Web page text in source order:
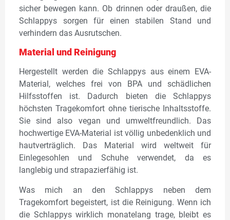
sicher bewegen kann. Ob drinnen oder draußen, die
Schlappys sorgen für einen stabilen Stand und
verhindern das Ausrutschen.
Material und Reinigung
Hergestellt werden die Schlappys aus einem EVA-
Material, welches frei von BPA und schädlichen
Hilfsstoffen ist. Dadurch bieten die Schlappys
höchsten Tragekomfort ohne tierische Inhaltsstoffe.
Sie sind also vegan und umweltfreundlich. Das
hochwertige EVA-Material ist völlig unbedenklich und
hautverträglich. Das Material wird weltweit für
Einlegesohlen und Schuhe verwendet, da es
langlebig und strapazierfähig ist.
Was mich an den Schlappys neben dem
Tragekomfort begeistert, ist die Reinigung. Wenn ich
die Schlappys wirklich monatelang trage, bleibt es